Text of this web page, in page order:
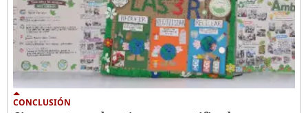
CONCLUSIÓN